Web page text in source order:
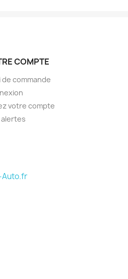
COMPTE
de commande
votre compte
alertes